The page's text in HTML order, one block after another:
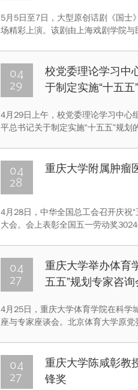
5月5日至7日，大型原创话剧《国士
场精彩上演。该剧由上海戏剧学院
观演。
04
29
校党委理论学习中
于制定实施“十五
4月29日上午，校党委理论学习中心
平总书记关于制定实施“十五五”规
言。04
28
重庆大学附属肿瘤
4月28日，中华全国总工会召开庆祝
大会。会上表彰全国五一劳动奖
04
27
重庆大学举办体育
五五”规划专家咨询
4月25日，重庆大学体育学院在科学
座与专家座谈会。北京体育大学原
业栋到会致辞。
04
27
重庆大学陈咸彰教
锋奖